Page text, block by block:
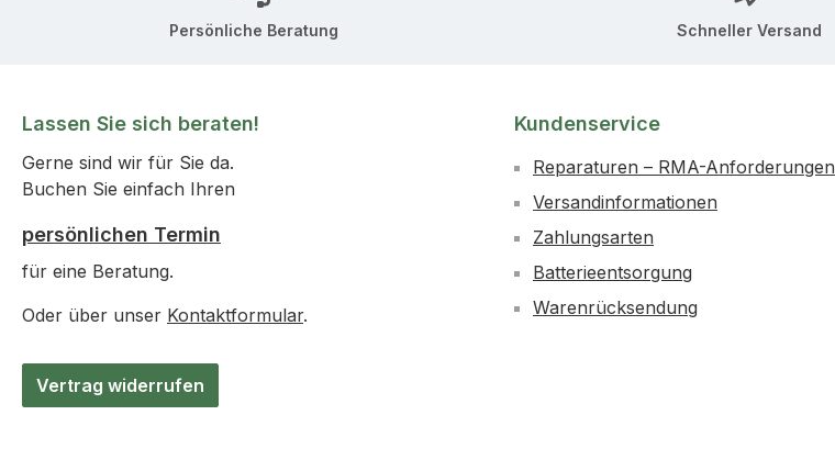
Persönliche Beratung Schneller Versand
Lassen Sie sich beraten!
Gerne sind wir für Sie da.
Buchen Sie einfach Ihren
persönlichen Termin
für eine Beratung.
Oder über unser Kontaktformular.
Vertrag widerrufen
Kundenservice
Reparaturen – RMA-Anforderungen
Versandinformationen
Zahlungsarten
Batterieentsorgung
Warenrücksendung